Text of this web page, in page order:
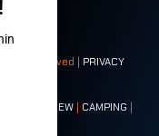
reserved | PRIVACY
CREW | CAMPING |